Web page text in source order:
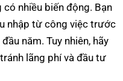
nhiều biến động. Bạn
nhập từ công việc trước
năm. Tuy nhiên, hãy
lãng phí và đầu tư